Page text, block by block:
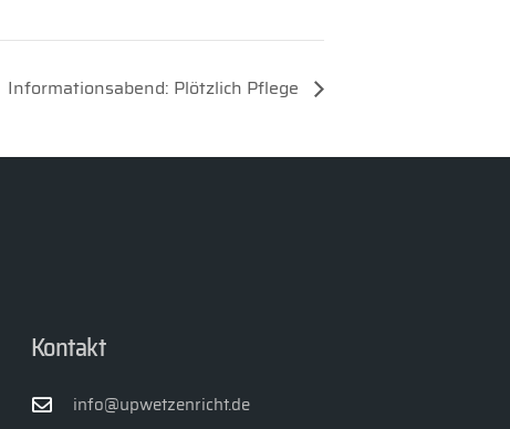
Informationsabend: Plötzlich Pflege
Kontakt
info@upwetzenricht.de